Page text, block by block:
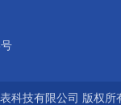
表科技有限公司 版权